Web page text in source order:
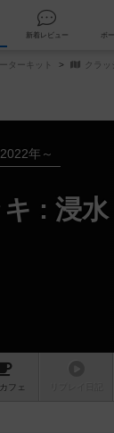
ース 検索 新着レビュー
ターキット クラ
2022年～
: 浸水
カフェ